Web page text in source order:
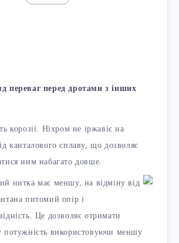
переваг перед дротами з інших
корозії. Ніхром не іржавіє на
канталового сплаву, що дозволяє
ним набагато довше.
нитка має меншу, на відміну від
питомий опір і
Це дозволяє отримати
потужність використовуючи меншу